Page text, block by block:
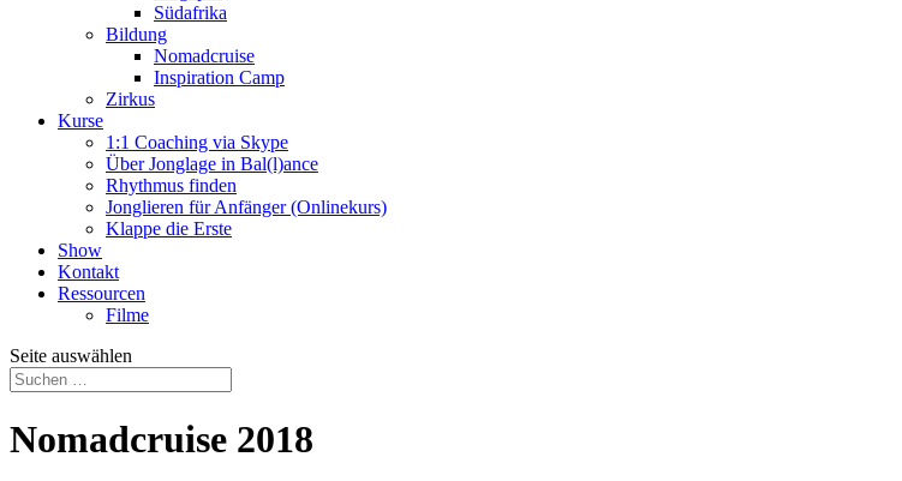
Südafrika
Bildung
Nomadcruise
Inspiration Camp
Zirkus
Kurse
1:1 Coaching via Skype
Über Jonglage in Bal(l)ance
Rhythmus finden
Jonglieren für Anfänger (Onlinekurs)
Klappe die Erste
Show
Kontakt
Ressourcen
Filme
Seite auswählen
Nomadcruise 2018